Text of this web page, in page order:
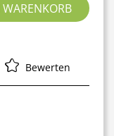
WARENKORB
Bewerten